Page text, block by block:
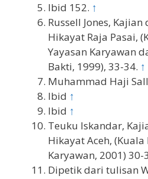
Ibid 152. ↑
Russell Jones,
Hikayat Raja Pasai,
Yayasan Karyawan
Bakti, 1999), 33-34. ↑
Muhammad Haji
Ibid ↑
Ibid ↑
Teuku Iskandar,
Hikayat Aceh,
Karyawan, 2001) 30-
Dipetik dari tulisan